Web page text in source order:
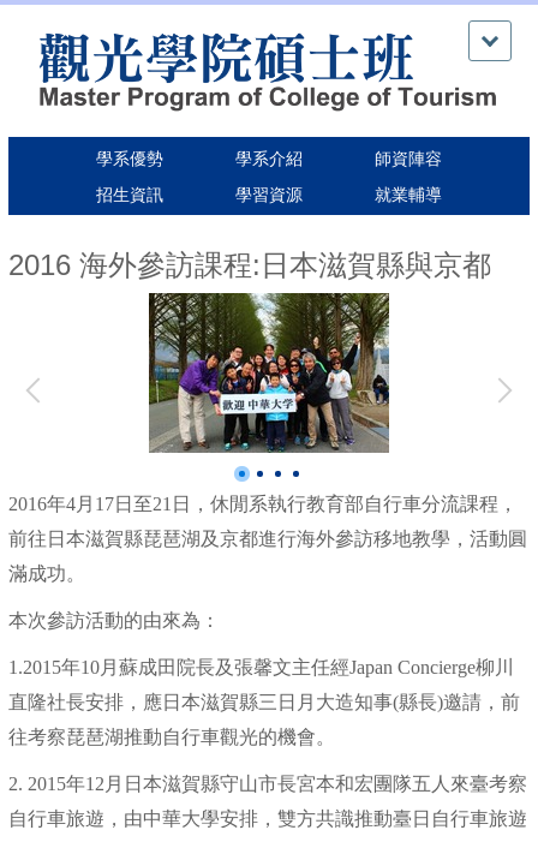
學系優勢 學系介紹
師資陣容
招生資訊
學習資源 就業輔導
2016 海外參訪課程:日本滋賀縣與京都
2016年4月17日至21日，休閒系執行教育部自行車分流課程，
前往日本滋賀縣琵琶湖及京都進行海外參訪移地教學，活動圓
滿成功。
本次參訪活動的由來為：
1.2015年10月蘇成田院長及張馨文主任經Japan Concierge柳川
直隆社長安排，應日本滋賀縣三日月大造知事(縣長)邀請，前
往考察琵琶湖推動自行車觀光的機會。
2. 2015年12月日本滋賀縣守山市長宮本和宏團隊五人來臺考察
自行車旅遊，由中華大學安排，雙方共識推動臺日自行車旅遊